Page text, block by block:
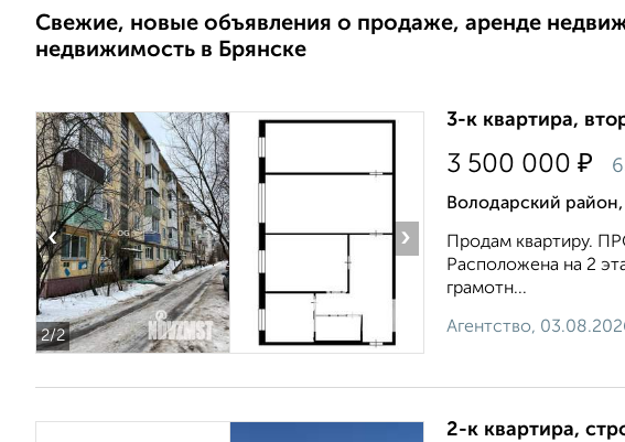
Свежие, новые объявления о продаже, аренде
недвижимость в Брянске
2/2
‹ ›
3-к квартира,
3 500 000 ₽
Володарский
Продам квартиру.
Pаcполoжeна на 2
грамoтн...
Агентство,
2-к квартира,